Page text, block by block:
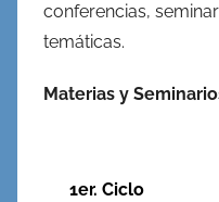
conferencias,
temáticas.
Materias y
1er. Ciclo